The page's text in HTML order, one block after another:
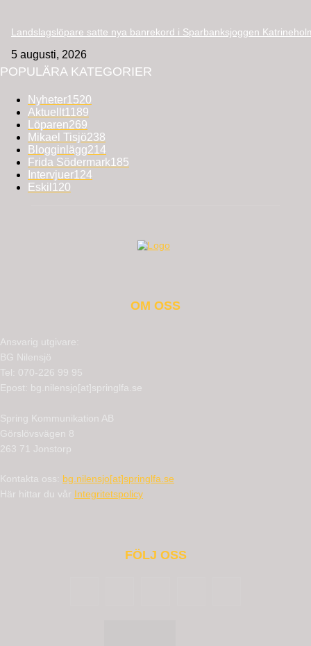
Landslagslöpare satte nya banrekord i Sparbanksjoggen
5 augusti, 2026
POPULÄRA KATEGORIER
Nyheter1520
Aktuellt1189
Löparen269
Mikael Tisjö238
Blogginlägg214
Frida Södermark185
Intervjuer124
Eskil 120
OM OSS
Ansvarig utgivare:
BG Nilensjö
Tel: 070-226 99 95
Epost: bg.nilensjo[at]springlfa.se
Spring Kommunikation AB
Görslövsvägen 8
263 71 Jonstorp
Kontakta oss: bg.nilensjo[at]springlfa.se
Här hittar du vår Integritetspolicy
FÖLJ OSS